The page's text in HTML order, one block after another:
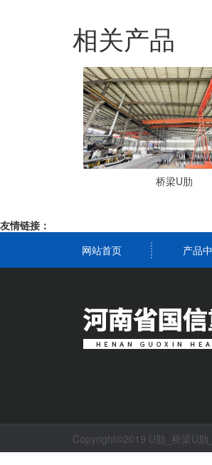
相关产品
桥梁U肋
友情链接：
网站首页
产品
Copyright©2019 U肋_桥梁U